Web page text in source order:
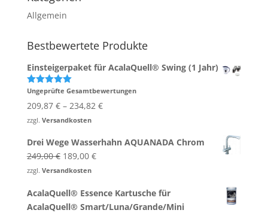
Allgemein
Bestbewertete Produkte
Einsteigerpaket für AcalaQuell® Swing (1 Jahr)
Bewertet
von 5
Ungeprüfte Gesamtbewertungen
209,87 €– 234,82 €
zzgl. Versandkosten
Drei Wege Wasserhahn AQUANADA Chrom
249,00€ Ursprünglicher
Preis
249,00 €
189,00 €Aktueller
189,00 €.
zzgl. Versandkosten
AcalaQuell® Essence Kartusche für
AcalaQuell® Smart/Luna/Grande/Mini